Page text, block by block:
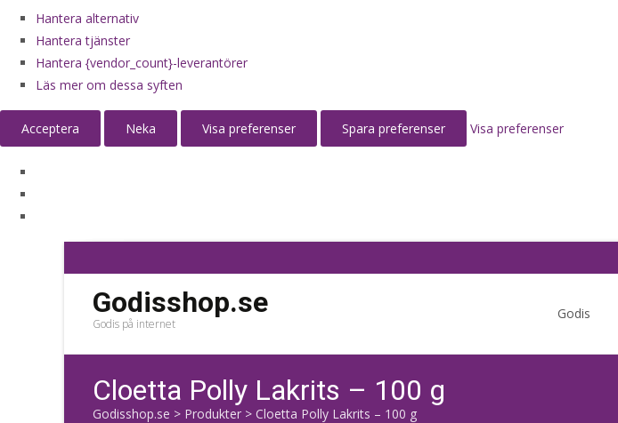
Hantera alternativ
Hantera tjänster
Hantera {vendor_count}-leverantörer
Läs mer om dessa syften
Acceptera Neka Visa preferenser Spara preferenser Visa preferenser
Godisshop.se
Godis på internet
Godis
Cloetta Polly Lakrits – 100 g
Godisshop.se > Produkter > Cloetta Polly Lakrits – 100 g